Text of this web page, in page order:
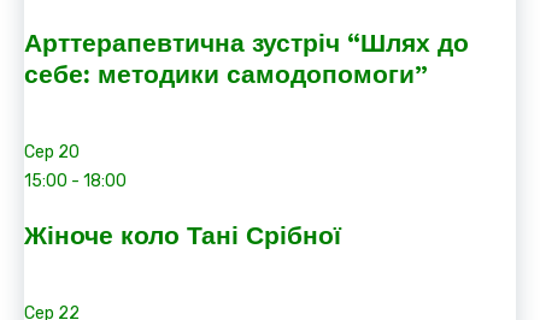
Арттерапевтична зустріч “Шлях до
себе: методики самодопомоги”
Сер 20
15:00 - 18:00
Жіноче коло Тані Срібної
Сер 22